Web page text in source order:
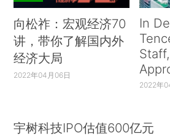
向松祚：宏观经济70
讲，带你了解国内外
经济大局
2022年04月06日
In
2022年
宇树科技IPO估值600亿元